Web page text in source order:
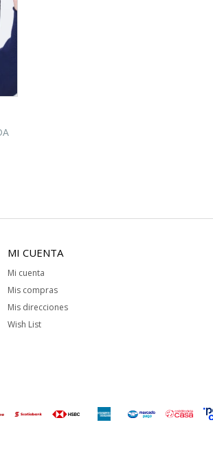
MI CUENTA
Mi cuenta
Mis compras
Mis direcciones
Wish List